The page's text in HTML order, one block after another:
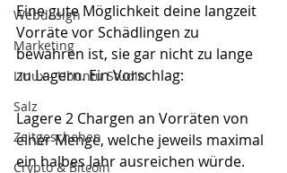
Webdesign
Marketing
Linux - Ubuntu Studio
Salz
Zeitgeschehen
Crypto & Bitcoin
Eine gute Möglichkeit deine langzeit
Vorräte vor Schädlingen zu
bewahren ist, sie gar nicht zu lange
zu Lagern. Ein Vorschlag:
Lagere 2 Chargen an Vorräten von
einer Menge, welche jeweils maximal
ein halbes Jahr ausreichen würde.